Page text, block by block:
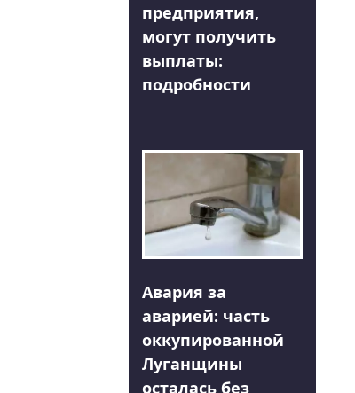
предприятия,
могут получить
выплаты:
подробности
Авария за
аварией: часть
оккупированной
Луганщины
осталась без